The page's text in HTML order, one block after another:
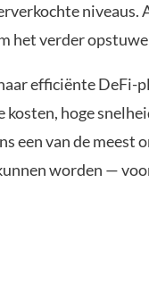
niveaus.
het verder
efficiënte
kosten, hoge
een van de meest
worden —